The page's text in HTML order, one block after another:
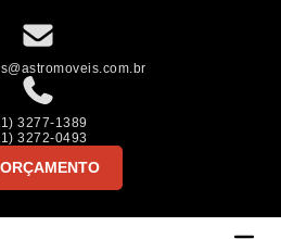
3277-1389
3272-0493
ORÇAMENTO